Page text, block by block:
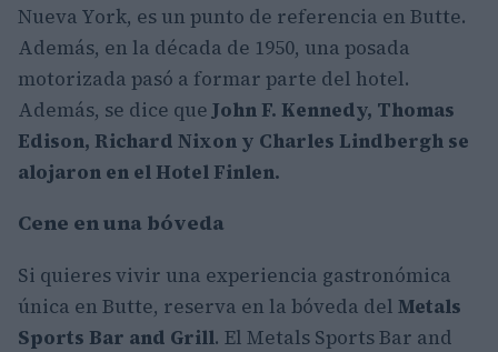
Nueva York, es un punto de referencia en Butte.
Además, en la década de 1950, una posada
motorizada pasó a formar parte del hotel.
Además, se dice queJohn F. Kennedy, Thomas
Edison, Richard Nixon y Charles Lindbergh se
alojaron en el Hotel Finlen.
Cene en una bóveda
Si quieres vivir una experiencia gastronómica
única en Butte, reserva en la bóveda del Metals
Sports Bar and Grill. El Metals Sports Bar and